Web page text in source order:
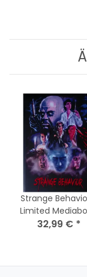
Strange
Limited
Edition / Cover A /
32,99 € *